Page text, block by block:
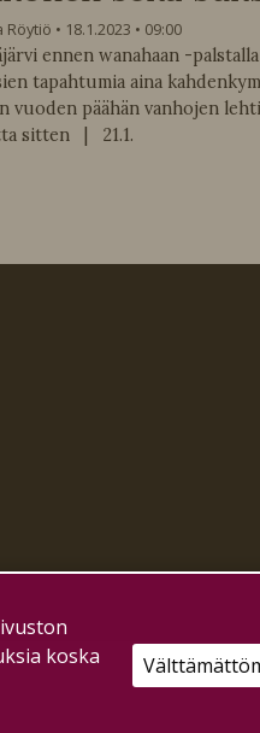
Röytiö 18.1.2023
09:00
ennen wanahaan -
tapahtumia aina
vuoden päähän vanhojen
sitten | 21.1.
koska